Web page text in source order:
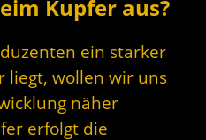
Kupfer aus?
ein starker
liegt, wollen wir uns
näher
erfolgt die